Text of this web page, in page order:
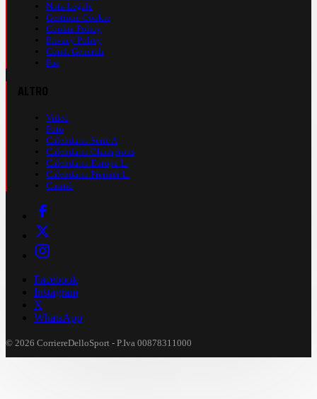
Nota Legale
Gestione Cookie
Cookie Policy
Privacy Policy
Cond. Generali
Faq
Video
Foto
Calendario Serie A
Calendario Champions
Calendario Europa L.
Calendario Premier L.
Casinò
Facebook
Instagram
X
WhatsApp
© 2026 CorriereDelloSport - P.Iva 00878311000